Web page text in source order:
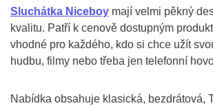
Sluchátka Niceboy mají velmi pěkný
kvalitu. Patří k cenově dostupným
vhodné pro každého, kdo si chce užít
hudbu, filmy nebo třeba jen telefonní
Nabídka obsahuje klasická, bezdrátová,